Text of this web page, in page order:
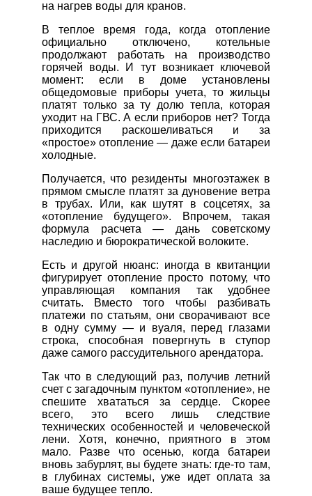
на нагрев воды для кранов.
В теплое время года, когда отопление
официально отключено, котельные
продолжают работать на производство
горячей воды. И тут возникает ключевой
момент: если в доме установлены
общедомовые приборы учета, то жильцы
платят только за ту долю тепла, которая
уходит на ГВС. А если приборов нет? Тогда
приходится раскошеливаться и за
«простое» отопление — даже если батареи
холодные.
Получается, что резиденты многоэтажек в
прямом смысле платят за дуновение ветра
в трубах. Или, как шутят в соцсетях, за
«отопление будущего». Впрочем, такая
формула расчета — дань советскому
наследию и бюрократической волоките.
Есть и другой нюанс: иногда в квитанции
фигурирует отопление просто потому, что
управляющая компания так удобнее
считать. Вместо того чтобы разбивать
платежи по статьям, они сворачивают все
в одну сумму — и вуаля, перед глазами
строка, способная повергнуть в ступор
даже самого рассудительного арендатора.
Так что в следующий раз, получив летний
счет с загадочным пунктом «отопление», не
спешите хвататься за сердце. Скорее
всего, это всего лишь следствие
технических особенностей и человеческой
лени. Хотя, конечно, приятного в этом
мало. Разве что осенью, когда батареи
вновь забурлят, вы будете знать: где-то там,
в глубинах системы, уже идет оплата за
ваше будущее тепло.